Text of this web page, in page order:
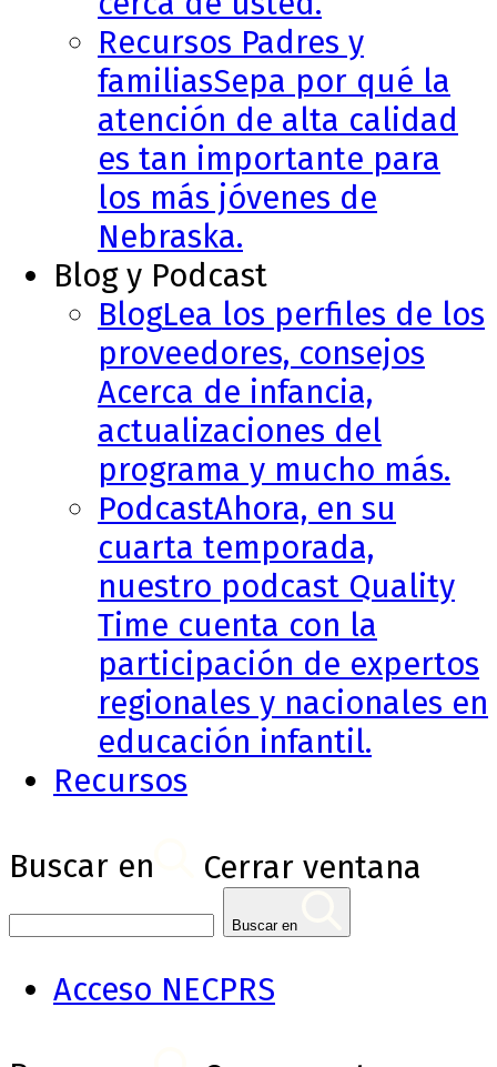
Recursos Padres y
familiasSepa por qué la
atención de alta calidad
es tan importante para
los más jóvenes de
Nebraska.
Blog y Podcast
BlogLea los perfiles de los
proveedores, consejos
Acerca de infancia,
actualizaciones del
programa y mucho más.
PodcastAhora, en su
cuarta temporada,
nuestro podcast Quality
Time cuenta con la
participación de expertos
regionales y nacionales en
educación infantil.
Recursos
Buscar en Cerrar ventana
Buscar en
Acceso NECPRS